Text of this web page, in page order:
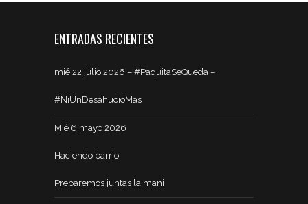
ENTRADAS RECIENTES
mié 22 julio 2026 – #PaquitaSeQueda –
#NiUnDesahucioMas
Mié 6 mayo 2026
Haciendo barrio
Preparemos juntas la mani